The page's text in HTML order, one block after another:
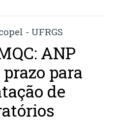
ANP
para
de